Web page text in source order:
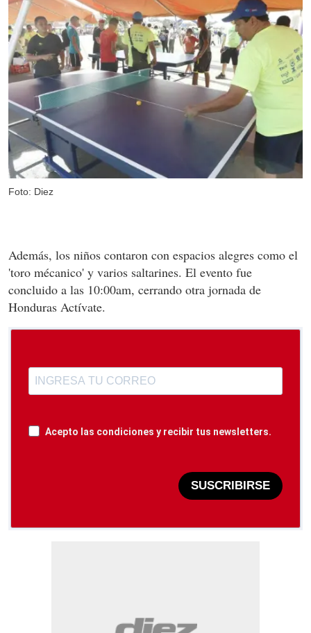
Foto: Diez
Además, los niños contaron con espacios alegres como el
'toro mécanico' y varios saltarines. El evento fue
concluido a las 10:00am, cerrando otra jornada de
Honduras Actívate.
Acepto las condiciones y recibir tus newsletters.
SUSCRIBIRSE